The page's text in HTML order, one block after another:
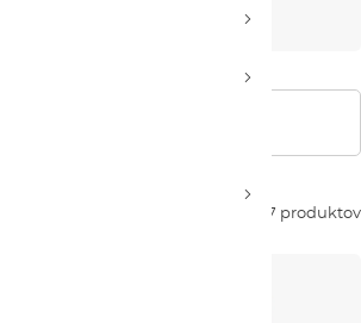
207 produktov